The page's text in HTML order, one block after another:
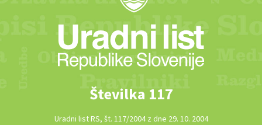
Številka 117
Uradni list RS, št. 117/2004 z dne 29. 10. 2004